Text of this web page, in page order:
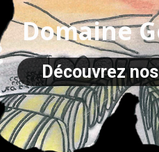
Domaine
Découvrez